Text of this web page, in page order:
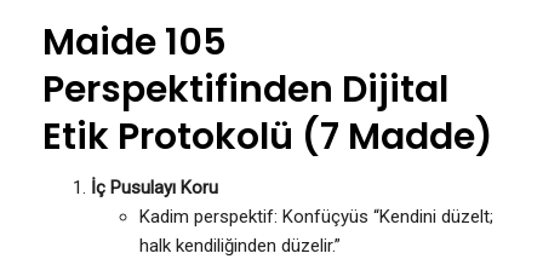
Maide 105
Perspektifinden Dijital
Etik Protokolü (7 Madde)
İç Pusulayı Koru
Kadim perspektif: Konfüçyüs “Kendini düzelt;
halk kendiliğinden düzelir.”